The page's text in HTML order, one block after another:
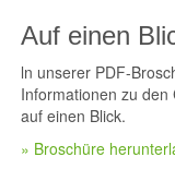
Auf einen
ln unserer PDF-
Informationen zu
auf einen Blick.
» Broschüre